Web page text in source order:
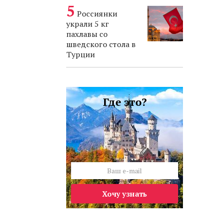
Россиянки
украли 5 кг
пахлавы со
шведского стола в
Турции
Где это?
Хочу узнать